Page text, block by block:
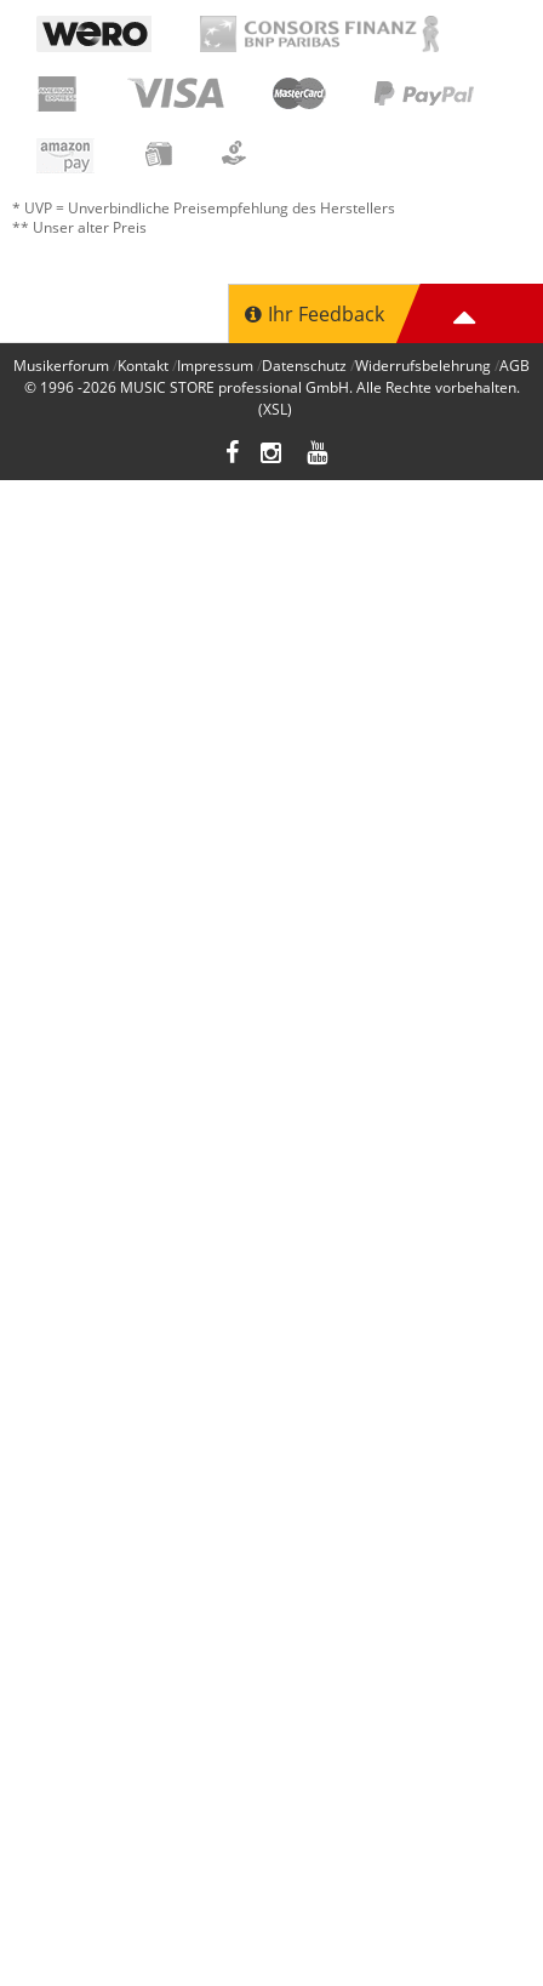
* UVP = Unverbindliche Preisempfehlung des Herstellers
** Unser alter Preis
Ihr Feedback
Musikerforum Kontakt Impressum Datenschutz Widerrufsbelehrung AGB
© 1996 -2026 MUSIC STORE professional GmbH. Alle Rechte vorbehalten.
(XSL)